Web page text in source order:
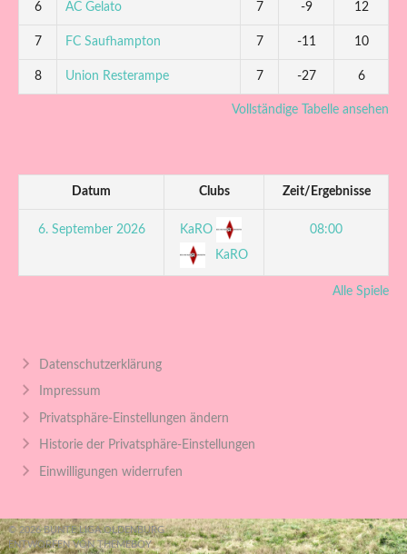
6 AC Gelato 7 -9 12
7 FC Saufhampton 7 -11 10
8 Union Resterampe 7 -27 6
Vollständige Tabelle ansehen
Datum Clubs Zeit/Ergebnisse
6. September 2026
KaRO
KaRO
08:00
Alle Spiele
Datenschutzerklärung
Impressum
Privatsphäre-Einstellungen ändern
Historie der Privatsphäre-Einstellungen
Einwilligungen widerrufen
© 2026 BUNTE LIGA OLDENBURG
ENTWORFEN VON THEMEBOY